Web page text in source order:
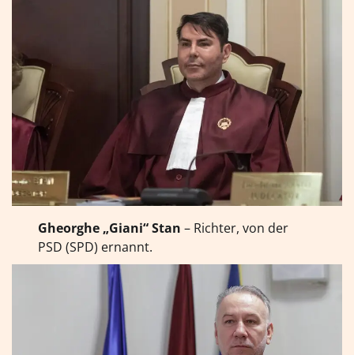
Gheorghe „Giani“ Stan – Richter, von der
PSD (SPD) ernannt.